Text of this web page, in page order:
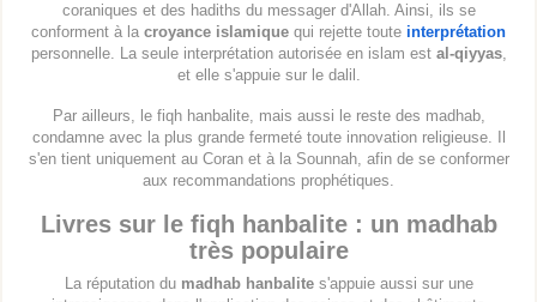
coraniques et des hadiths du messager d'Allah. Ainsi, ils se
conforment à la croyance islamique qui rejette toute interprétation
personnelle. La seule interprétation autorisée en islam estal-qiyyas,
et elle s'appuie sur le dalil.
Par ailleurs, le fiqh hanbalite, mais aussi le reste des madhab,
condamne avec la plus grande fermeté toute innovation religieuse. Il
s'en tient uniquement au Coran et à la Sounnah, afin de se conformer
aux recommandations prophétiques.
Livres sur le fiqh hanbalite : un madhab
très populaire
La réputation du madhab hanbalite s'appuie aussi sur une